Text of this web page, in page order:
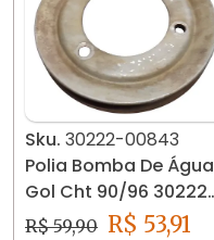
Sku. 30222-00843
Polia Bomba De Água
Gol Cht 90/96 30222
Prateado
R$ 59,90 R$ 53,91